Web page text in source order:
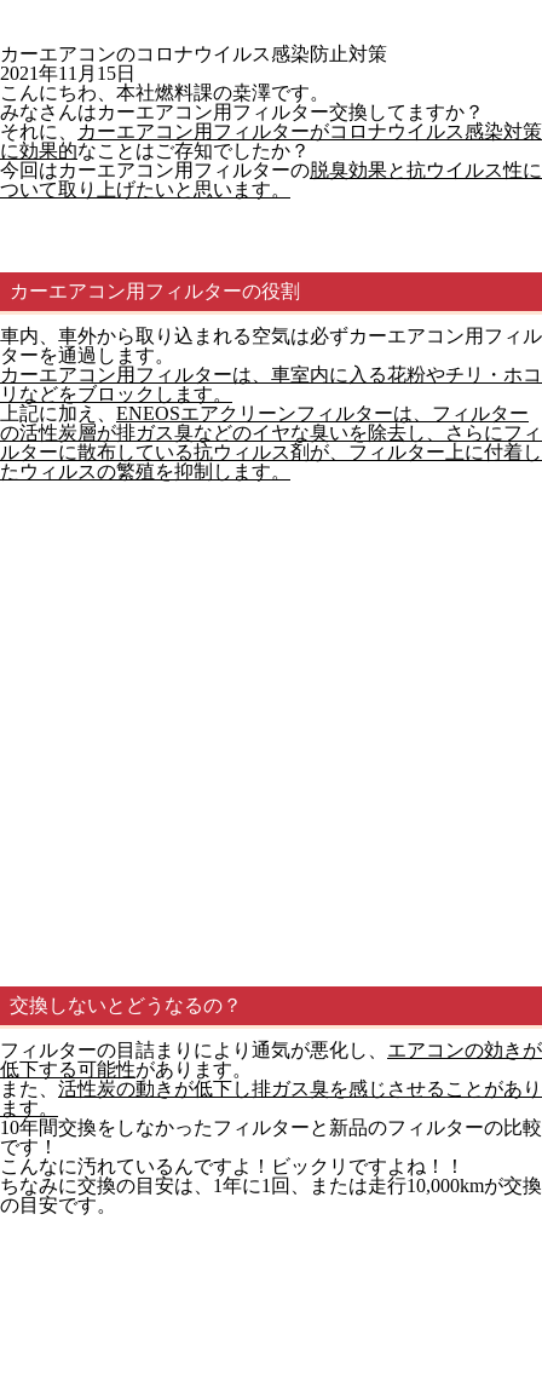
カーエアコンのコロナウイルス感染防止対策
2021年11月15日
こんにちわ、本社燃料課の桒澤です。
みなさんはカーエアコン用フィルター交換してますか？
それに、
カーエアコン用フィルターがコロナウイルス感染対策
に効果的なことはご存知でしたか？
今回はカーエアコン用フィルターの脱臭効果と抗ウイルス性に
ついて取り上げたいと思います。
カーエアコン用フィルターの役割
車内、車外から取り込まれる空気は必ずカーエアコン用フィル
ターを通過します。
カーエアコン用フィルターは、車室内に入る花粉やチリ・ホコ
リなどをブロックします。
上記に加え、 ENEOSエアクリーンフィルターは、フィルター
の活性炭層が排ガス臭などのイヤな臭いを除去し、さらにフィ
ルターに散布している抗ウィルス剤が、フィルター上に付着し
たウィルスの繁殖を抑制します。
交換しないとどうなるの？
フィルターの目詰まりにより通気が悪化し、 エアコンの効きが
低下する可能性があります。
また、 活性炭の動きが低下し排ガス臭を感じさせることがあり
ます。
10年間交換をしなかったフィルターと新品のフィルターの比較
です！
こんなに汚れているんですよ！ビックリですよね！！
ちなみに交換の目安は、1年に1回、または走行10,000kmが交換
の目安です。